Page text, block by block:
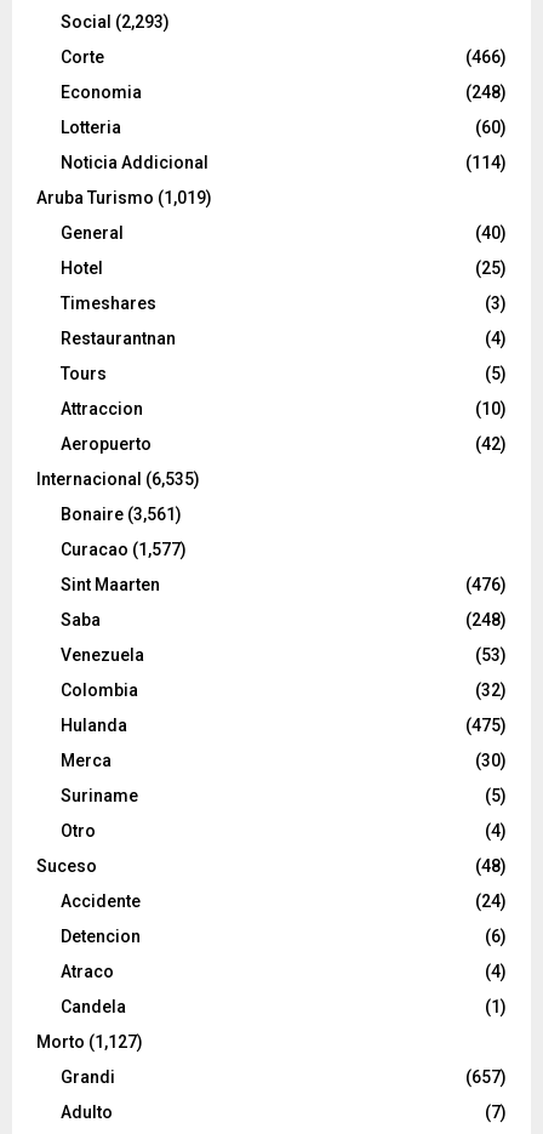
Social (2,293)
Corte
(466)
Economia
(248)
Lotteria
(60)
Noticia Addicional
(114)
Aruba Turismo (1,019)
General
(40)
Hotel
(25)
Timeshares
(3)
Restaurantnan
(4)
Tours
(5)
Attraccion
(10)
Aeropuerto
(42)
Internacional (6,535)
Bonaire (3,561)
Curacao (1,577)
Sint Maarten
(476)
Saba
(248)
Venezuela
(53)
Colombia
(32)
Hulanda
(475)
Merca
(30)
Suriname
(5)
Otro
(4)
Suceso
(48)
Accidente
(24)
Detencion
(6)
Atraco
(4)
Candela
(1)
Morto (1,127)
Grandi
(657)
Adulto
(7)